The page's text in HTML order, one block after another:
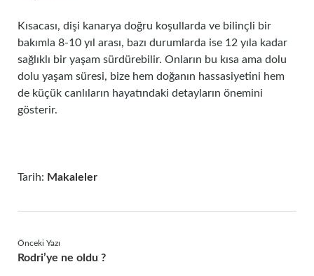
Kısacası, dişi kanarya doğru koşullarda ve bilinçli bir
bakımla 8-10 yıl arası, bazı durumlarda ise 12 yıla kadar
sağlıklı bir yaşam sürdürebilir. Onların bu kısa ama dolu
dolu yaşam süresi, bize hem doğanın hassasiyetini hem
de küçük canlıların hayatındaki detayların önemini
gösterir.
Tarih: Makaleler
Önceki Yazı
Rodri’ye ne oldu ?